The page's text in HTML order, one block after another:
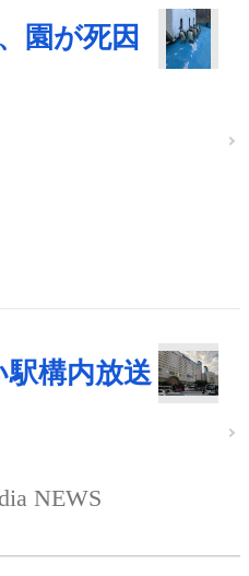
園が死因
構内放送
NEWS